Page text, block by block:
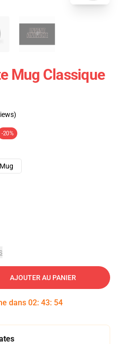
Mug Classique
-20%
AJOUTER AU PANIER
dans 02: 43: 53